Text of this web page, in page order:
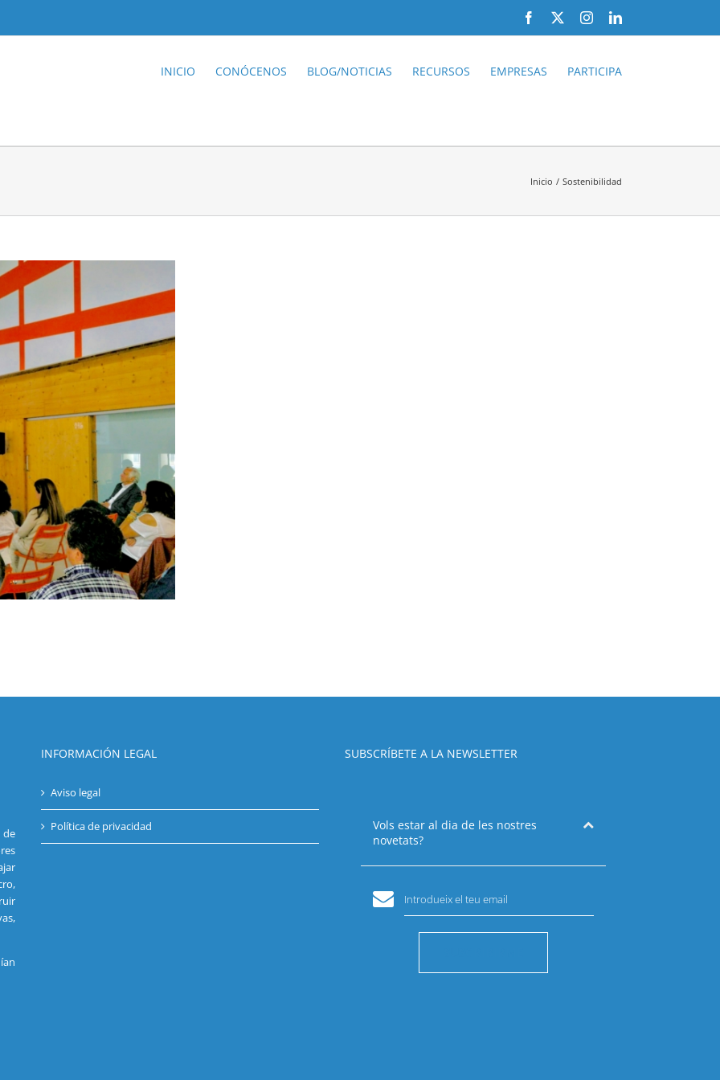
Facebook InstagramLinkedIn
INICIO CONÓCENOS BLOG/NOTICIAS RECURSOS EMPRESAS PARTICIPA
Inicio Sostenibilidad
de
INFORMACIÓN LEGAL
Aviso legal
Política de privacidad
SUBSCRÍBETE A LA NEWSLETTER
Vols estar al dia de les nostres
novetats?
Introdueix el teu email